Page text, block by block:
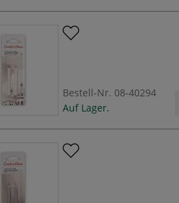
Bestell-Nr. 08-40294
Auf Lager.